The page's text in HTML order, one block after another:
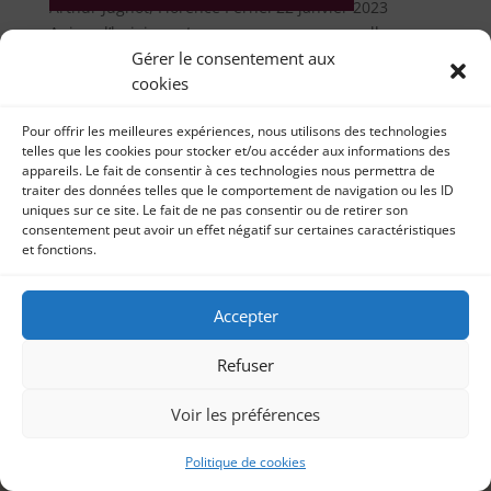
Gérer le consentement aux
cookies
Pour offrir les meilleures expériences, nous utilisons des technologies
telles que les cookies pour stocker et/ou accéder aux informations des
appareils. Le fait de consentir à ces technologies nous permettra de
traiter des données telles que le comportement de navigation ou les ID
uniques sur ce site. Le fait de ne pas consentir ou de retirer son
consentement peut avoir un effet négatif sur certaines caractéristiques
et fonctions.
Accepter
Refuser
Voir les préférences
Politique de cookies
Arthur Jugnot, Florence Pernel 22 janvier 2023
Aujourd’hui, je partage avec vous ma nouvelle...